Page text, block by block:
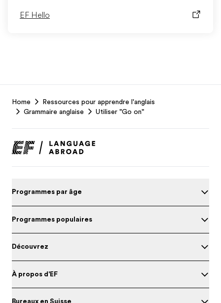
EF Hello
Footer
Home
Ressources pour apprendre l'anglais
Grammaire anglaise
Utiliser "Go on"
Programmes par âge
Programmes populaires
Découvrez
À propos d'EF
Bureaux en Suisse